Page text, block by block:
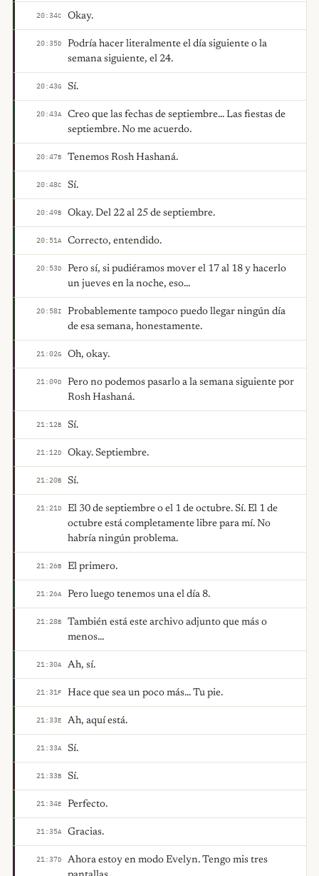
20:34C Okay.
20:35D
Podría hacer literalmente el día siguiente o la
semana siguiente, el 24.
20:43G Sí.
20:43A
Creo que las fechas de septiembre... Las fiestas de
septiembre. No me acuerdo.
20:47B Tenemos Rosh Hashaná.
20:48C Sí.
20:49B Okay. Del 22 al 25 de septiembre.
20:51A Correcto, entendido.
20:53D
Pero sí, si pudiéramos mover el 17 al 18 y hacerlo
un jueves en la noche, eso...
20:58I
Probablemente tampoco puedo llegar ningún día
de esa semana, honestamente.
21:02G Oh, okay.
21:09D
Pero no podemos pasarlo a la semana siguiente por
Rosh Hashaná.
21:12B Sí.
21:12D Okay. Septiembre.
21:20B Sí.
21:21D
El 30 de septiembre o el 1 de octubre. Sí. El 1 de
octubre está completamente libre para mí. No
habría ningún problema.
21:26B El primero.
21:26A Pero luego tenemos una el día 8.
21:28B
También está este archivo adjunto que más o
menos...
21:30A Ah, sí.
21:31F Hace que sea un poco más... Tu pie.
21:33E Ah, aquí está.
21:33A Sí.
21:33B Sí.
21:34E Perfecto.
21:35A Gracias.
21:37D
Ahora estoy en modo Evelyn. Tengo mis tres